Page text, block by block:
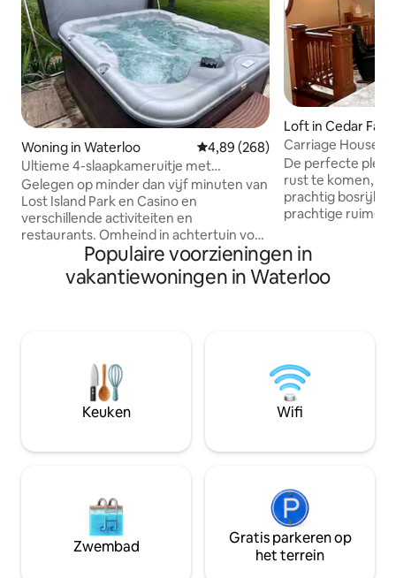
Woning in Waterloo Gemiddelde beoordeling van
4,89 (268)
Ultieme 4-slaapkameruitje met
bubbelbad en pooltafel
Gelegen op minder dan vijf minuten van
Lost Island Park en Casino en
verschillende activiteiten en
restaurants. Omheind in achtertuin voor
huisdieren . Huisdieren MOETEN onder
je reservering worden gecontroleerd
om een toeslag van $ 35 toe te voegen
uitje! Deze ruime woning zit vol met
activiteiten waar iedereen van kan
genieten - van een rustige duik in het
bubbelbad tot een competitief spelletje
Loft in Cedar Falls
Carriage House
De perfecte plek
rust te komen,
prachtig bosrijk
prachtige ruime
gashaard,
gasstijlverlichting
voor comfort. Het
afzondering
ontspannen, op
vernieuwen of
slapen tijdens
Populaire voorzieningen in
vakantiewoningen in Waterloo
Keuken Wifi
Zwembad
Gratis parkeren op
het terrein